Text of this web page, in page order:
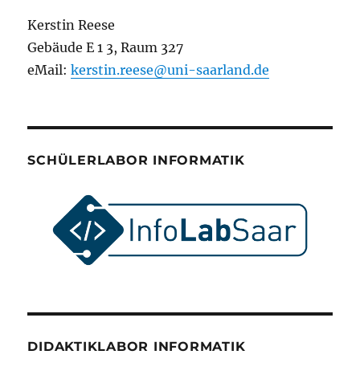
Kerstin Reese
Gebäude E 1 3, Raum 327
eMail:kerstin.reese@uni-saarland.de
SCHÜLERLABOR INFORMATIK
DIDAKTIKLABOR INFORMATIK